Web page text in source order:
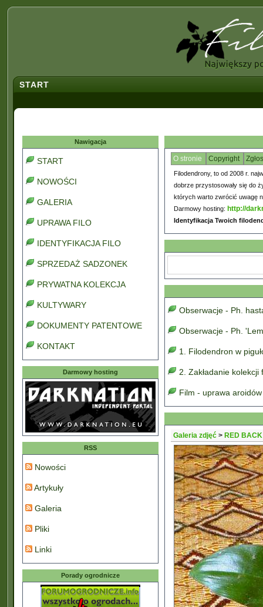
START
Nawigacja
START
NOWOŚCI
GALERIA
UPRAWA FILO
IDENTYFIKACJA FILO
SPRZEDAŻ SADZONEK
PRYWATNA KOLEKCJA
KULTYWARY
DOKUMENTY PATENTOWE
KONTAKT
Darmowy hosting
RSS
Nowości
Artykuły
Galeria
Pliki
Linki
Porady ogrodnicze
O stronie Copyright
Filodendrony, to od 2008 r.
dobrze przystosowały się do
których warto zwrócić uwagę
Darmowy hosting: http://
Identyfikacja Twoich
Obserwacje - Ph.
Obserwacje - Ph.
1. Filodendron w
2. Zakładanie
Film - uprawa
Galeria zdjęć > RED BACK